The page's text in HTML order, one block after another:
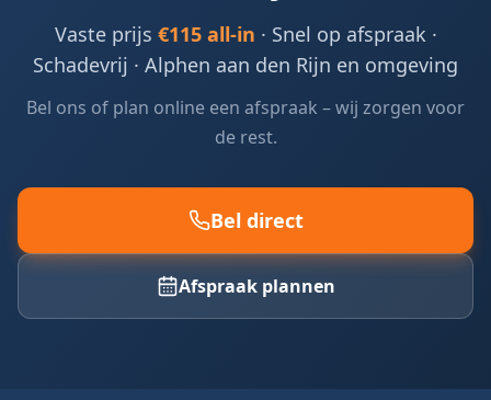
Vaste prijs €115 all-in · Snel op afspraak ·
Schadevrij · Alphen aan den Rijn en omgeving
Bel ons of plan online een afspraak – wij zorgen voor
de rest.
Bel direct
Afspraak plannen